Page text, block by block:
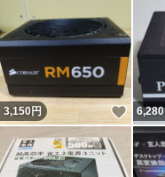
3,150円 いい
6,280